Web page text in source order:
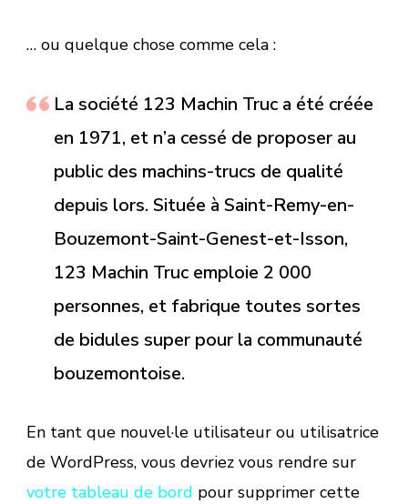
… ou quelque chose comme cela :
La société 123 Machin Truc a été créée
en 1971, et n’a cessé de proposer au
public des machins-trucs de qualité
depuis lors. Située à Saint-Remy-en-
Bouzemont-Saint-Genest-et-Isson,
123 Machin Truc emploie 2 000
personnes, et fabrique toutes sortes
de bidules super pour la communauté
bouzemontoise.
En tant que nouvel·le utilisateur ou utilisatrice
de WordPress, vous devriez vous rendre sur
votre tableau de bord pour supprimer cette